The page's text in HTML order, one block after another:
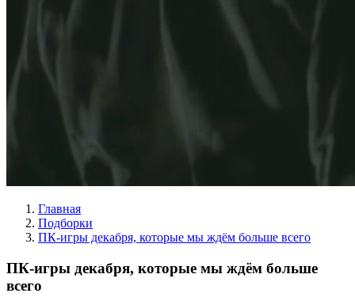
Главная
Подборки
ПК-игры декабря, которые мы ждём больше всего
ПК-игры декабря, которые мы ждём больше
всего